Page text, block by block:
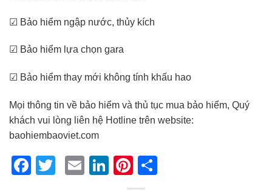
☑ Bảo hiểm ngập nước, thủy kích
☑ Bảo hiểm lựa chọn gara
☑ Bảo hiểm thay mới không tính khấu hao
Mọi thông tin về bảo hiểm và thủ tục mua bảo hiểm, Quý
khách vui lòng liên hệ Hotline trên website:
baohiembaoviet.com
Facebook
Twitter
EmailLinkedIn
Pinterest